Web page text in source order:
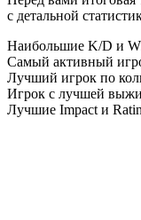
с детальной
Наибольшие K/D и
Самый активный
Лучший игрок по
Игрок с лучшей
Лучшие Impact и